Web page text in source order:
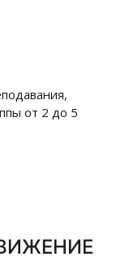
от 2 до 5